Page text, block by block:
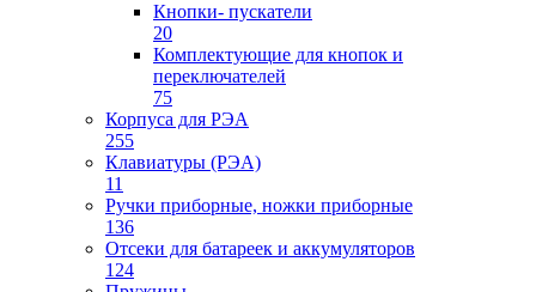
Кнопки- пускатели
20
Комплектующие для кнопок и
переключателей
75
Корпуса для РЭА
255
Клавиатуры (РЭА)
11
Ручки приборные, ножки приборные
136
Отсеки для батареек и аккумуляторов
124